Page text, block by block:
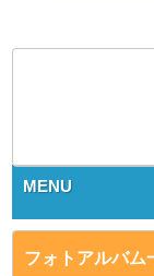
MENU
フォトアルバム